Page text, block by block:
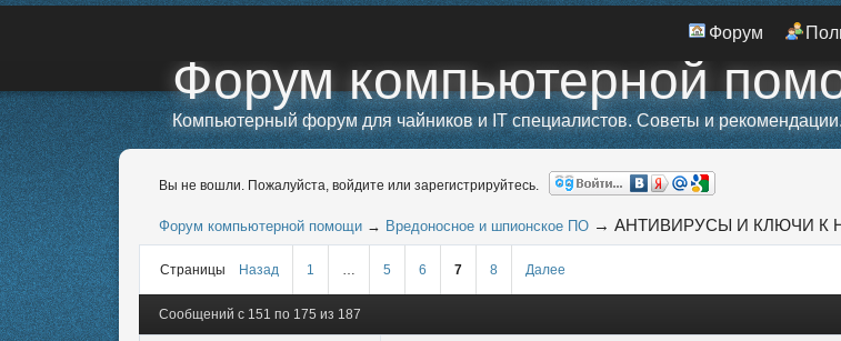
Форум
Форум компьютерной
Компьютерный форум для чайников и IT специалистов. Советы и
Вы не вошли. Пожалуйста, войдите или зарегистрируйтесь.
Форум компьютерной помощи → Вредоносное и шпионское ПО →АНТИВИРУСЫ И КЛЮЧИ К
Страницы Назад 1 5 6 7 8 Далее
Сообщений с 151 по 175 из 187